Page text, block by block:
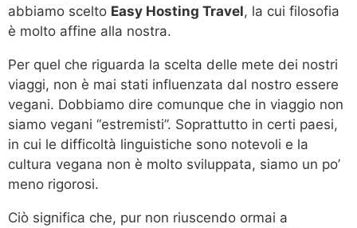
abbiamo scelto Easy Hosting Travel, la cui filosofia
è molto affine alla nostra.
Per quel che riguarda la scelta delle mete dei nostri
viaggi, non è mai stati influenzata dal nostro essere
vegani. Dobbiamo dire comunque che in viaggio non
siamo vegani “estremisti”. Soprattutto in certi paesi,
in cui le difficoltà linguistiche sono notevoli e la
cultura vegana non è molto sviluppata, siamo un po’
meno rigorosi.
Ciò significa che, pur non riuscendo ormai a